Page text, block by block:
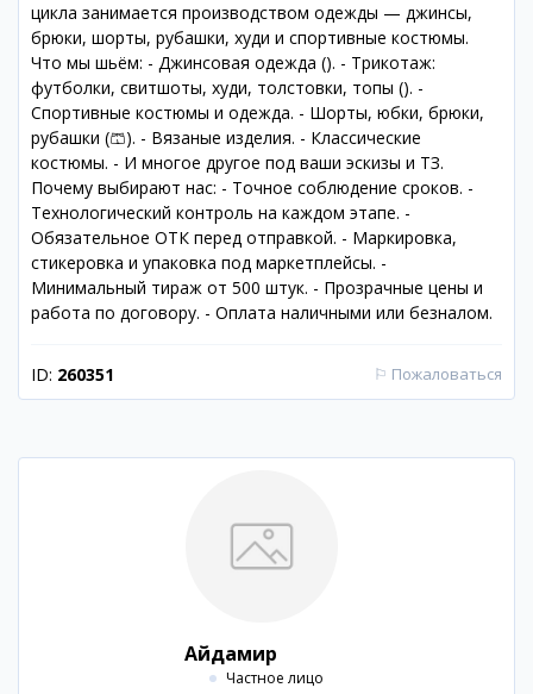
цикла занимается производством одежды — джинсы,
брюки, шорты, рубашки, худи и спортивные костюмы.
Что мы шьём: - Джинсовая одежда (). - Трикотаж:
футболки, свитшоты, худи, толстовки, топы (). -
Спортивные костюмы и одежда. - Шорты, юбки, брюки,
рубашки (🩳). - Вязаные изделия. - Классические
костюмы. - И многое другое под ваши эскизы и ТЗ.
Почему выбирают нас: - Точное соблюдение сроков. -
Технологический контроль на каждом этапе. -
Обязательное ОТК перед отправкой. - Маркировка,
стикеровка и упаковка под маркетплейсы. -
Минимальный тираж от 500 штук. - Прозрачные цены и
работа по договору. - Оплата наличными или безналом.
ID: 260351 ⚐ Пожаловаться
Айдамир
Частное лицо